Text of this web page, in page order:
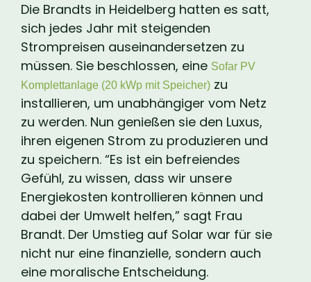
Die Brandts in Heidelberg hatten es satt,
sich jedes Jahr mit steigenden
Strompreisen auseinandersetzen zu
müssen. Sie beschlossen, eine Sofar PV
Komplettanlage (20 kWp mit Speicher) zu
installieren, um unabhängiger vom Netz
zu werden. Nun genießen sie den Luxus,
ihren eigenen Strom zu produzieren und
zu speichern. “Es ist ein befreiendes
Gefühl, zu wissen, dass wir unsere
Energiekosten kontrollieren können und
dabei der Umwelt helfen,” sagt Frau
Brandt. Der Umstieg auf Solar war für sie
nicht nur eine finanzielle, sondern auch
eine moralische Entscheidung.